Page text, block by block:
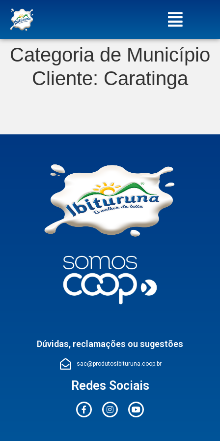
Categoria de Município
Cliente: Caratinga
Dúvidas, reclamações ou sugestões
sac@produtosibituruna.coop.br
Redes Sociais